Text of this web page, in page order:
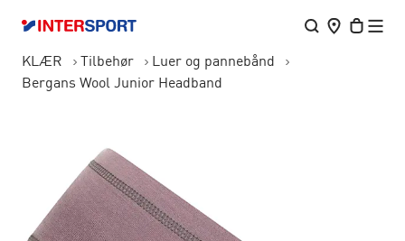
KLÆR Tilbehør
Luer og pannebånd
Bergans Wool Junior Headband